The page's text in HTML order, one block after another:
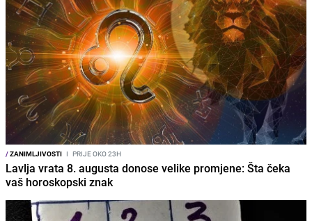
/ZANIMLJIVOSTI I PRIJE OKO 23H
Lavlja vrata 8. augusta donose velike promjene: Šta čeka
vaš horoskopski znak